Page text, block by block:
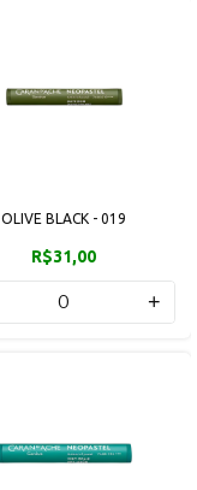
OLIVE BLACK - 019
R$31,00
+